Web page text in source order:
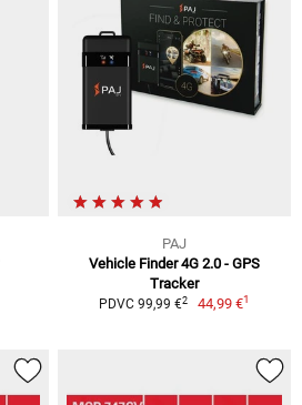
PAJ
Vehicle Finder 4G 2.0 - GPS
Tracker
PDVC 99,99 €2 44,99 €1